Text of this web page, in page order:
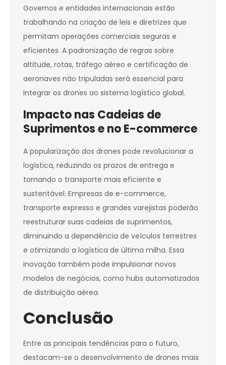
Governos e entidades internacionais estão
trabalhando na criação de leis e diretrizes que
permitam operações comerciais seguras e
eficientes. A padronização de regras sobre
altitude, rotas, tráfego aéreo e certificação de
aeronaves não tripuladas será essencial para
integrar os drones ao sistema logístico global.
Impacto nas Cadeias de
Suprimentos e no E-commerce
A popularização dos drones pode revolucionar a
logística, reduzindo os prazos de entrega e
tornando o transporte mais eficiente e
sustentável. Empresas de e-commerce,
transporte expresso e grandes varejistas poderão
reestruturar suas cadeias de suprimentos,
diminuindo a dependência de veículos terrestres
e otimizando a logística de última milha. Essa
inovação também pode impulsionar novos
modelos de negócios, como hubs automatizados
de distribuição aérea.
Conclusão
Entre as principais tendências para o futuro,
destacam-se o desenvolvimento de drones mais